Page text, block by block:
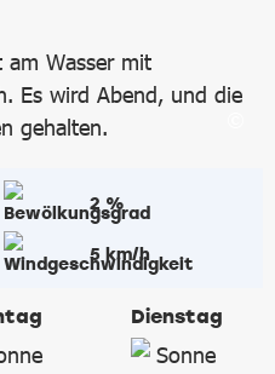
2 %
5 km/h
Dienstag